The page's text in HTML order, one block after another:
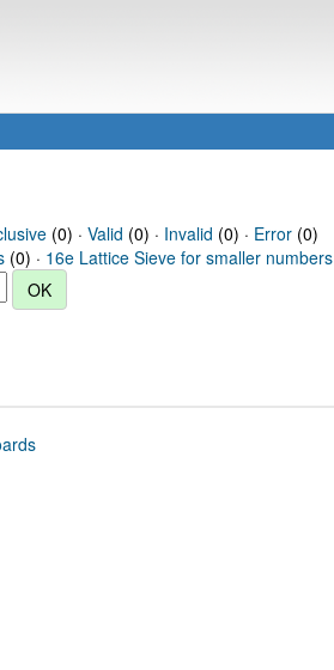
(0) · Valid (0) · Invalid (0) · Error(0)
(0) · 16e Lattice Sieve for smaller numbers